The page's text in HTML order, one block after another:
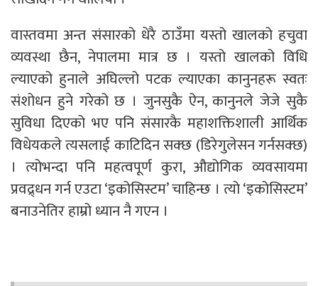
वास्तवमा अन्त संसारको धेरै ठाउँमा यस्तो खालको हचुवा
व्यवस्था छैन, नेपालमा मात्र छ । यस्तो खालको विधि
ल्याएको हुनाले अघिल्लो पटक ल्याएका कानुनहरू स्वतः
संशोधन हुने गरेको छ । जुनसुकै ऐन, कानुनले जेजे सुकै
सुविधा दिएको भए पनि संसारकै महाशक्तिशाली आर्थिक
विधेयकले त्यसलाई काटिदिन सक्छ (डिरेगुलेसन गर्नसक्छ)
। त्योभन्दा पनि महत्वपूर्ण कुरा, औद्योगिक व्यवसायमा
प्रवद्र्धन गर्न एउटा ‘इकोसिस्टम’ चाहिन्छ । त्यो ‘इकोसिस्टम’
बनाउनेतिर हाम्रो ध्यान नै गएन ।